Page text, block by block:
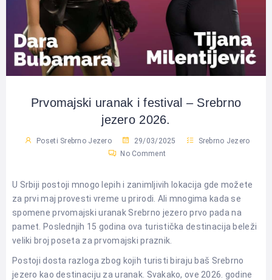
Prvomajski uranak i festival – Srebrno
jezero 2026.
Poseti Srebrno Jezero 29/03/2025
Srebrno Jezero
No Comment
U Srbiji postoji mnogo lepih i zanimljivih lokacija gde možete
za prvi maj provesti vreme u prirodi. Ali mnogima kada se
spomene prvomajski uranak Srebrno jezero prvo pada na
pamet. Poslednjih 15 godina ova turistička destinacija beleži
veliki broj poseta za prvomajski praznik.
Postoji dosta razloga zbog kojih turisti biraju baš Srebrno
jezero kao destinaciju za uranak. Svakako, ove 2026. godine